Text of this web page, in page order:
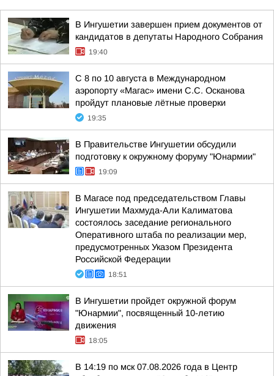
В Ингушетии завершен прием документов от
кандидатов в депутаты Народного Собрания
19:40
С 8 по 10 августа в Международном
аэропорту «Магас» имени С.С. Осканова
пройдут плановые лётные проверки
19:35
В Правительстве Ингушетии обсудили
подготовку к окружному форуму "Юнармии"
19:09
В Магасе под председательством Главы
Ингушетии Махмуда-Али Калиматова
состоялось заседание регионального
Оперативного штаба по реализации мер,
предусмотренных Указом Президента
Российской Федерации
18:51
В Ингушетии пройдет окружной форум
"Юнармии", посвященный 10-летию
движения
18:05
В 14:19 по мск 07.08.2026 года в Центр